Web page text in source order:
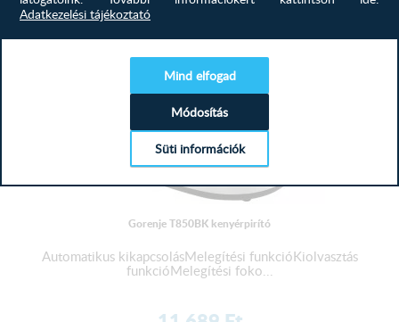
Gorenje T850BK kenyérpirító
Automatikus kikapcsolásMelegítési funkcióKiolvasztás
funkcióMelegítési foko...
Adatkezelési tájékoztató
Mind elfogad
Módosítás
Süti információk